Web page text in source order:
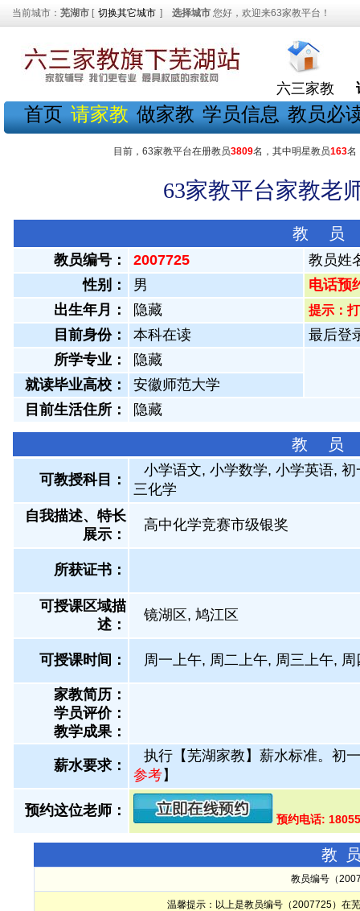
当前城市： 芜湖市 [ 切换其它城市 ] 选择城市 您好，欢迎来63家教平台！
六三家教
首页 请家教 做家教 学员信息 教员必
目前，63家教平台在册教员3809名，其中明星教员163名
63家教平台家教老
教 员
教员编号： 2007725
教员姓
性别：
男
电话预
出生年月：
隐藏 提示：
目前身份： 本科在读
最后登
所学专业：
隐藏
就读毕业高校：
安徽师范大学
目前生活住所：
隐藏
教 员
可教授科目：
小学语文, 小学数学, 小学英语,
三化学
自我描述、特长
展示 ：
高中化学竞赛市级银奖
所获证书 ：
可授课区域描
述：
镜湖区, 鸠江区
可授课时间： 周一上午, 周二上午, 周三上午,
家教简历：
学员评价：
教学成果：
薪水要求：
执行【芜湖家教】薪水标准。初
参考】
预约这位老师：
预约电话:
教
教员编号（
温馨提示：以上是教员编号（2007725）在